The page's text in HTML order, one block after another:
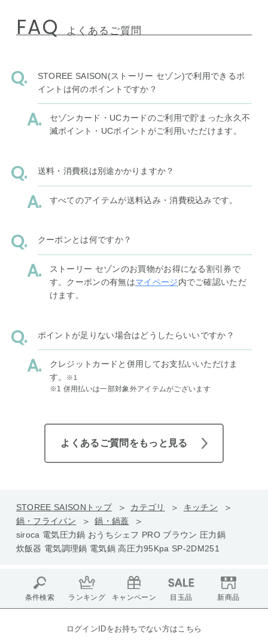
FAQ よくあるご質問
STOREE SAISON(ストーリー セゾン)で利用できるポ
イントは何のポイントですか？
セゾンカード・UCカードのご利用で貯まった永久不
滅ポイント・UCポイントがご利用いただけます。
送料・消費税は別途かかりますか？
すべてのアイテムが送料込み・消費税込みです。
クーポンとは何ですか？
ストーリー セゾンのお買物がお得になる割引券で
す。クーポンの有無はマイページ内でご確認いただ
けます。
ポイントが足りない場合はどうしたらいいですか？
クレジットカードと併用してお支払いいただけま
す。
※1
※1 併用払いは一部対象外アイテムがございます
よくあるご質問をもっと見る
STOREE SAISONトップ カテゴリ
キッチン
鍋・フライパン
鍋・鍋蓋
siroca 電気圧力鍋 おうちシェフ PRO ブラウン 圧力鍋
炊飯器 電気調理鍋 電気鍋 高圧力95Kpa SP-2DM251
条件検索 ランキング キャンペーン 目玉品 新商品
ログインIDをお持ちでない方はこちら